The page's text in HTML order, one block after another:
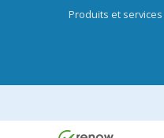
Produits et services